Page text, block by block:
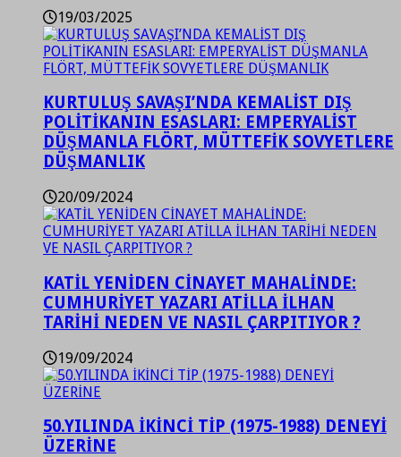
19/03/2025
KURTULUŞ SAVAŞI’NDA KEMALİST DIŞ
POLİTİKANIN ESASLARI: EMPERYALİST
DÜŞMANLA FLÖRT, MÜTTEFİK SOVYETLERE
DÜŞMANLIK
20/09/2024
KATİL YENİDEN CİNAYET MAHALİNDE:
CUMHURİYET YAZARI ATİLLA İLHAN
TARİHİ NEDEN VE NASIL ÇARPITIYOR ?
19/09/2024
50.YILINDA İKİNCİ TİP (1975-1988) DENEYİ
ÜZERİNE